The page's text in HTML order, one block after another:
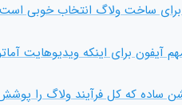
برای ساخت ولاگ انتخاب خوبی
آیفون برای اینکه ویدیوهایت
ساده که کل فرآیند ولاگ را